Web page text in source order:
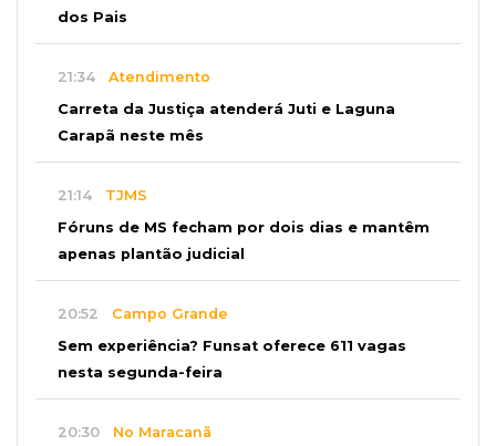
dos Pais
21:34 Atendimento
Carreta da Justiça atenderá Juti e Laguna
Carapã neste mês
21:14 TJMS
Fóruns de MS fecham por dois dias e mantêm
apenas plantão judicial
20:52 Campo Grande
Sem experiência? Funsat oferece 611 vagas
nesta segunda-feira
20:30 No Maracanã